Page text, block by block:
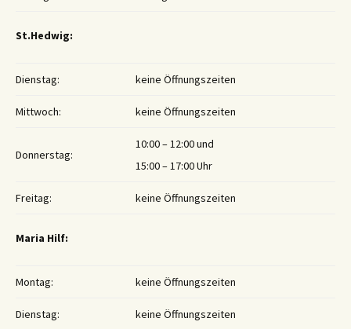
St.Hedwig:
Dienstag: keine Öffnungszeiten
Mittwoch: keine Öffnungszeiten
Donnerstag:
10:00 – 12:00 und
15:00 – 17:00 Uhr
Freitag: keine Öffnungszeiten
Maria Hilf:
Montag: keine Öffnungszeiten
Dienstag: keine Öffnungszeiten